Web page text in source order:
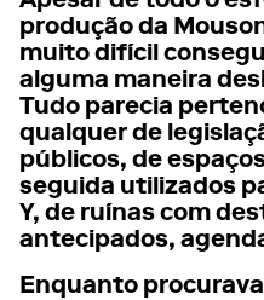
produção da
muito difícil
alguma maneira
Tudo parecia
qualquer de
públicos, de
seguida utilizados
Y, de ruínas com
antecipados,
Enquanto